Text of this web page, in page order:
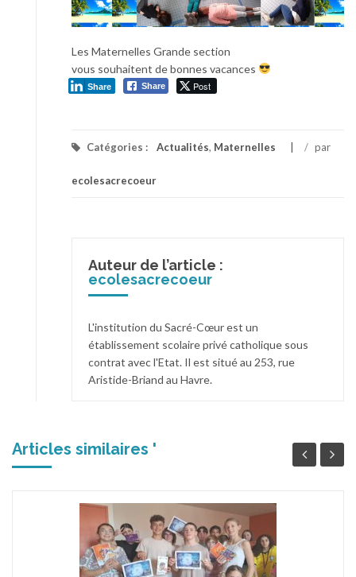
Les Maternelles Grande section
vous souhaitent de bonnes vacances
Share Post
Share
Catégories : Actualités, Maternelles / par
ecolesacrecoeur
Auteur de l’article :
ecolesacrecoeur
L'institution du Sacré-Cœur est un
établissement scolaire privé catholique sous
contrat avec l'Etat. Il est situé au 253, rue
Aristide-Briand au Havre.
Articles similaires '